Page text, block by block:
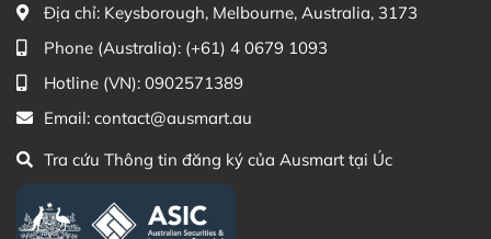
tiếp trên website hoặc liên hệ với các kênh tư vấn hỗ trợ
khách hàng của Ausmart tại:
Facebook Ausmart.au| Hàng Úc chính hãng
Zalo Ausmart.au| Ausmart Commercial Pty Ltd
Điện thoại liên hệ đặt hàng:0902.571.389
Thạc sĩ Điều dưỡng & Cố vấn sản
Địa chỉ: Keysborough, Melbourne, Australia, 3173
Phone (Australia): (+61) 4 0679 1093
Hotline (VN): 0902571389
Email: contact@ausmart.au
Tra cứu Thông tin đăng ký của Ausmart tại Úc